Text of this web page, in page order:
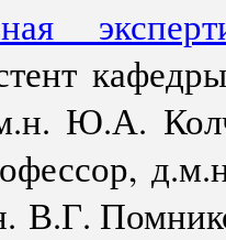
Ю.А.
В.Г.